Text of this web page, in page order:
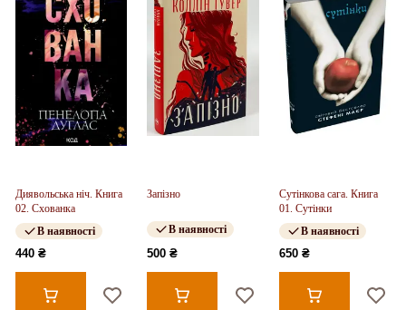
Диявольська ніч. Книга
02. Схованка
В наявності
440 ₴
Запізно
В наявності
500 ₴
Сутінкова сага. Книга
01. Сутінки
В наявності
650 ₴